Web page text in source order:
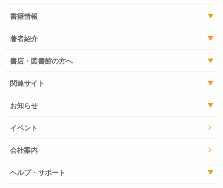
書籍情報
著者紹介
書店・図書館の方へ
関連サイト
お知らせ
イベント
会社案内
ヘルプ・サポート